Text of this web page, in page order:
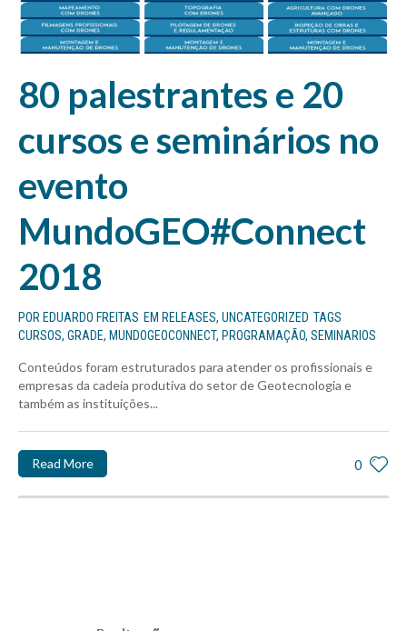
80 palestrantes e 20
cursos e seminários no
evento
MundoGEO#Connect
2018
POR EDUARDO FREITAS EM RELEASES, UNCATEGORIZED TAGS
CURSOS, GRADE, MUNDOGEOCONNECT, PROGRAMAÇÃO, SEMINARIOS
Conteúdos foram estruturados para atender os profissionais e
empresas da cadeia produtiva do setor de Geotecnologia e
também as instituições...
0
Read More